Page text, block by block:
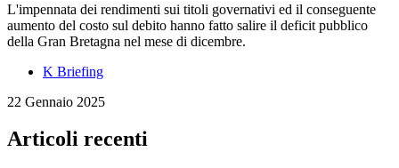
L'impennata dei rendimenti sui titoli governativi ed il conseguente
aumento del costo sul debito hanno fatto salire il deficit pubblico
della Gran Bretagna nel mese di dicembre.
K Briefing
22 Gennaio 2025
Articoli recenti